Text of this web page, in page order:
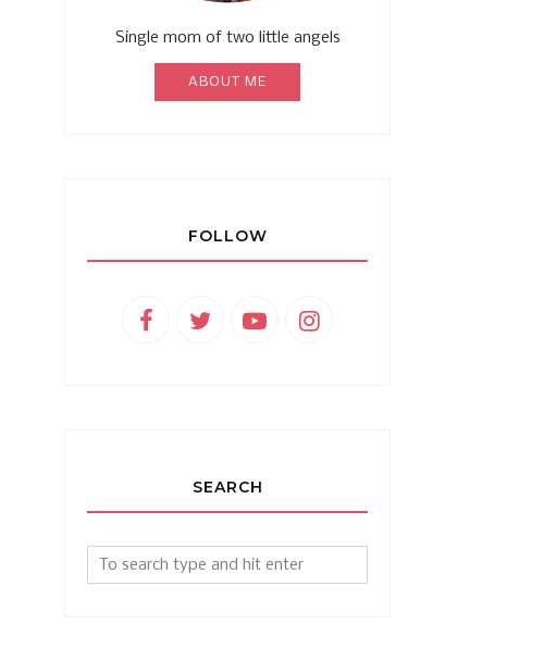
Single mom of two little angels
ABOUT ME
FOLLOW
SEARCH